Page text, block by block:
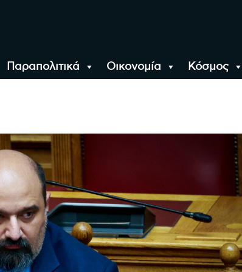
Παραπολιτικά Οικονομία Κόσμος